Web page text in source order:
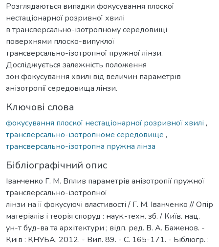
Розглядаються випадки фокусування плоскої
нестаціонарної розривної хвилі
в трансверсально-ізотропному середовищі
поверхнями плоско-випуклої
трансверсально-ізотропної пружної лінзи.
Досліджується залежність положення
зон фокусування хвилі від величин параметрів
анізотропії середовища лінзи.
Ключові слова
фокусування плоскої нестаціонарної розривної хвилі ,
трансверсально-ізотропноме середовище ,
трансверсально-ізотропна пружна лінза
Бібліографічний опис
Іванченко Г. М. Вплив параметрів анізотропії пружної
трансверсально-ізотропної
лінзи на її фокусуючі властивості / Г. М. Іванченко // Опір
матеріалів і теорія споруд : наук.-техн. зб. / Київ. нац.
ун-т буд-ва та архітектури ; відп. ред. В. А. Баженов. -
Київ : КНУБА, 2012. - Вип. 89. - С. 165-171. - Бібліогр. :